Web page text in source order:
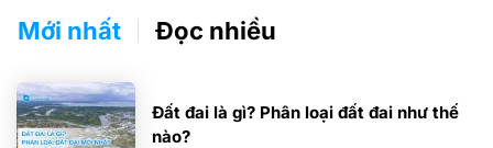
Mới nhất Đọc nhiều
Đất đai là gì? Phân loại đất đai như thế
nào?